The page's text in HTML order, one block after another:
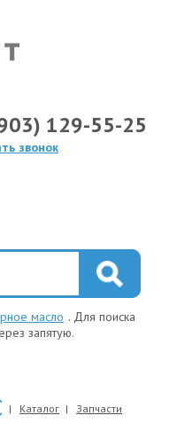
129-55-25
звонок
масло . Для поиска
запятую.
Каталог Запчасти